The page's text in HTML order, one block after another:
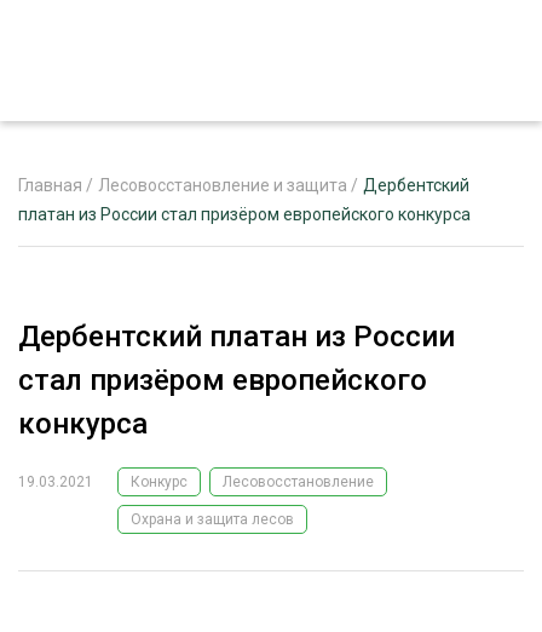
РЕКЛАМОДАТЕЛЯМ
ЛЕСНОЕ ХОЗЯЙСТВО
ЛЕСОЗАГОТОВКА
ОБРАБОТКА ДРЕВЕСИНЫ
ЭКСПЕРТНОЕ МНЕНИЕ
Главная / Лесовосстановление и защита / Дербентский
платан из России стал призёром европейского конкурса
Дербентский платан из России
стал призёром европейского
конкурса
19.03.2021 Конкурс Лесовосстановление
Охрана и защита лесов